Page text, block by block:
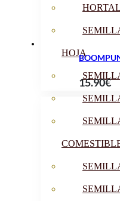
HOJA
15.90€